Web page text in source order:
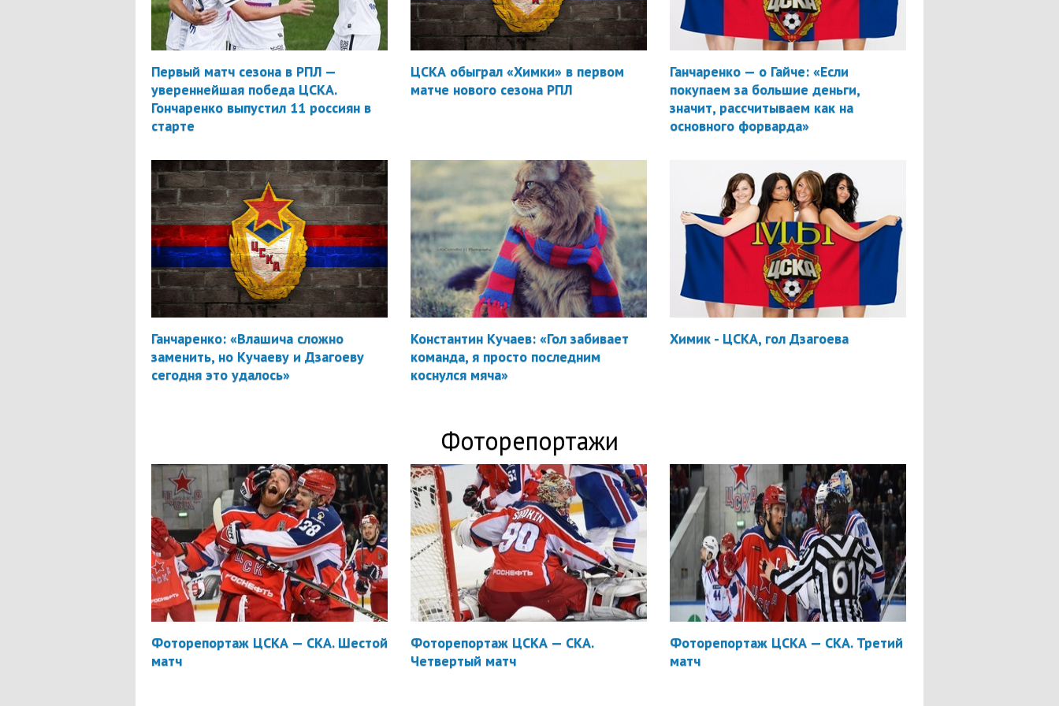
Первый матч сезона в РПЛ —
увереннейшая победа ЦСКА.
Гончаренко выпустил 11 россиян в
старте
ЦСКА обыграл «Химки» в первом
матче нового сезона РПЛ
Ганчаренко — о Гайче: «Если
покупаем за большие деньги,
значит, рассчитываем как на
основного форварда»
Ганчаренко: «Влашича сложно
заменить, но Кучаеву и Дзагоеву
сегодня это удалось»
Константин Кучаев: «Гол забивает
команда, я просто последним
коснулся мяча»
Химик - ЦСКА, гол Дзагоева
Фоторепортажи
Фоторепортаж ЦСКА — СКА. Шестой
матч
Фоторепортаж ЦСКА — СКА.
Четвертый матч
Фоторепортаж ЦСКА — СКА. Третий
матч